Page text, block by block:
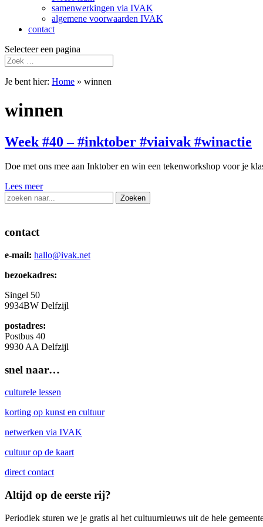
samenwerkingen via IVAK
algemene voorwaarden IVAK
contact
Selecteer een pagina
Je bent hier: Home » winnen
winnen
Week #40 – #inktober #viaivak #winactie
Doe met ons mee aan Inktober en win een tekenworkshop voor je
Lees meer
Zoek
naar:
contact
e-mail: hallo@ivak.net
bezoekadres:
Singel 50
9934BW Delfzijl
postadres:
Postbus 40
9930 AA Delfzijl
snel naar…
culturele lessen
korting op kunst en cultuur
netwerken via IVAK
cultuur op de kaart
direct contact
Altijd op de eerste rij?
Periodiek sturen we je gratis al het cultuurnieuws uit de hele